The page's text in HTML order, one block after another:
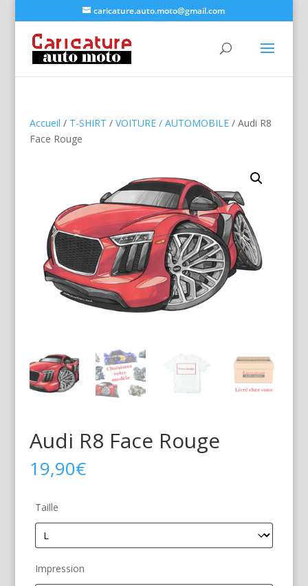
caricature.auto.moto@gmail.com
Accueil / T-SHIRT / VOITURE / AUTOMOBILE/ Audi R8
Face Rouge
Audi R8 Face Rouge
19,90€
Taille
Impression